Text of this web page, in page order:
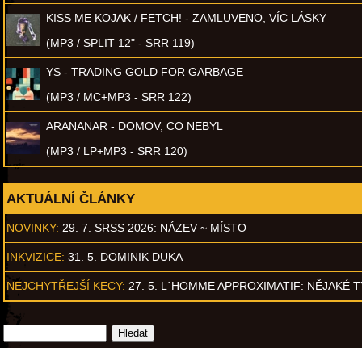
KISS ME KOJAK / FETCH! - ZAMLUVENO, VÍC LÁSKY
(MP3 / SPLIT 12" - SRR 119)
YS - TRADING GOLD FOR GARBAGE
(MP3 / MC+MP3 - SRR 122)
ARANANAR - DOMOV, CO NEBYL
(MP3 / LP+MP3 - SRR 120)
AKTUÁLNÍ ČLÁNKY
NOVINKY: 29. 7. SRSS 2026: NÁZEV ~ MÍSTO
INKVIZICE: 31. 5. DOMINIK DUKA
NEJCHYTŘEJŠÍ KECY: 27. 5. L´HOMME APPROXIMATIF: NĚJAKÉ